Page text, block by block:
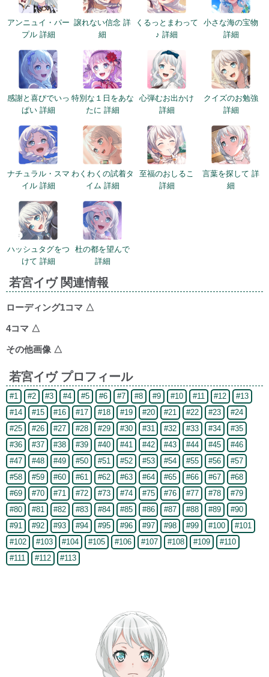
アンニュイ・パー
プル 詳細
譲れない信念 詳
細
くるっとまわって
♪ 詳細
小さな海の宝物
詳細
感謝と喜びでいっ
ぱい 詳細
特別な１日をあな
たに 詳細
心弾むお出かけ
詳細
クイズのお勉強
詳細
ナチュラル・スマ
イル 詳細
わくわくの試着タ
イム 詳細
至福のおしるこ
詳細
言葉を探して 詳
細
ハッシュタグをつ
けて 詳細
杜の都を望んで
詳細
若宮イヴ 関連情報
ローディング1コマ △
4コマ △
その他画像 △
若宮イヴ プロフィール
#1 #2 #3 #4 #5 #6 #7 #8 #9 #10 #11 #12
#13
#14
#15 #16 #17 #18 #19 #20 #21 #22 #23
#24
#25
#26 #27 #28 #29 #30 #31 #32 #33 #34
#35
#36
#37 #38 #39 #40 #41 #42 #43 #44 #45
#46
#47
#48 #49 #50 #51 #52 #53 #54 #55 #56
#57
#58
#59 #60 #61 #62 #63 #64 #65 #66 #67
#68
#69
#70 #71 #72 #73 #74 #75 #76 #77 #78
#79
#80
#81 #82 #83 #84 #85 #86 #87 #88 #89
#90
#91
#92 #93 #94 #95 #96 #97 #98 #99 #100
#101
#102
#103 #104 #105 #106 #107 #108 #109
#110
#111
#112 #113